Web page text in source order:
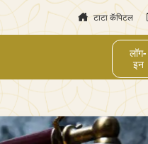
टाटा कॅपिटल
लॉग-
इन